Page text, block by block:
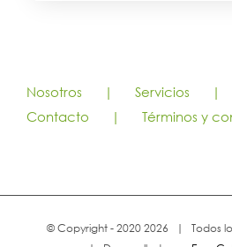
Nosotros Servicios
Contacto
Términos y
© Copyright - 20202026 | Todos